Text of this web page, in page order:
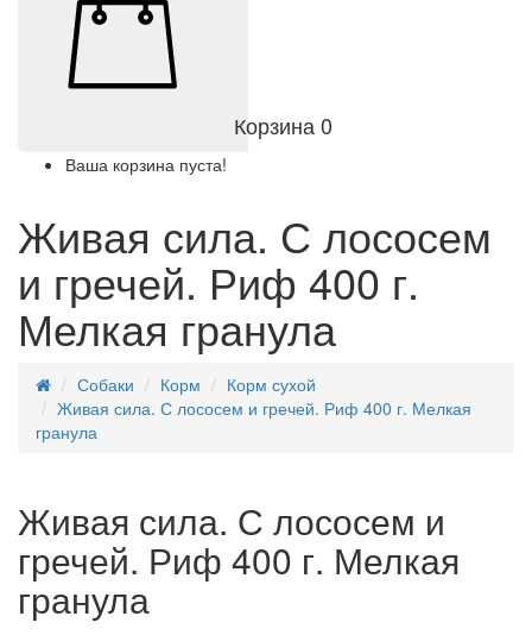
Корзина0
Ваша корзина пуста!
Живая сила. С лососем
и гречей. Риф 400 г.
Мелкая гранула
Собаки Корм
Корм сухой
Живая сила. С лососем и гречей. Риф 400 г. Мелкая
гранула
Живая сила. С лососем и
гречей. Риф 400 г. Мелкая
гранула